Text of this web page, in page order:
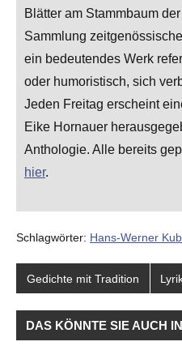
Blätter am Stammbaum
Sammlung
ein bedeutendes Werk
oder humoristisch, sich
Jeden Freitag erscheint
Eike Hornauer
Anthologie. Alle bereits
hier.
Schlagwörter: Hans-Werner
Gedichte mit Tradition
DAS KÖNNTE SIE AUCH